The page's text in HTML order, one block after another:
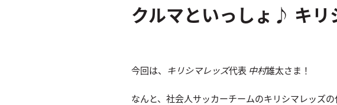
クルマといっしょ♪ キ
今回は、 キリシマレッズ代表 中村雄太さま！
なんと、社会人サッカーチームのキリシマレッズ